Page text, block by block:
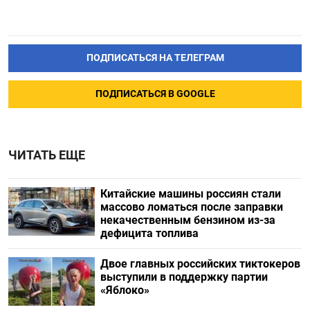
ПОДПИСАТЬСЯ НА ТЕЛЕГРАМ
ПОДПИСАТЬСЯ В GOOGLE
ЧИТАТЬ ЕЩЕ
Китайские машины россиян стали
массово ломаться после заправки
некачественным бензином из-за
дефицита топлива
Двое главных российских тиктокеров
выступили в поддержку партии
«Яблоко»